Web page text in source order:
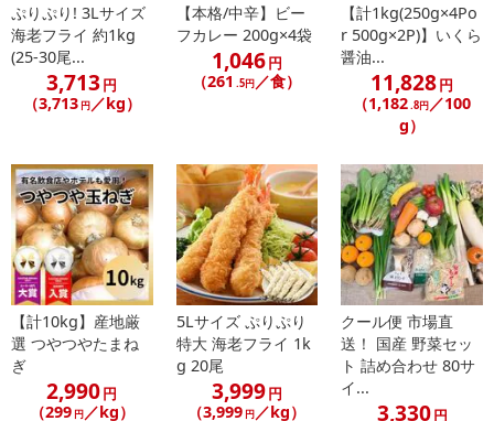
ぷりぷり! 3Lサイズ
海老フライ 約1kg
(25-30尾...
3,713円
（3,713 円／kg）
【本格/中辛】ビー
フカレー 200g×4袋
1,046円
（261 .5円 ／食）
【計1kg(250g×4Po
r 500g×2P)】いくら
醤油...
11,828円
（1,182.8円 ／100
g）
【計10kg】産地厳
選 つやつやたまね
ぎ
2,990円
（299 円／kg）
5Lサイズ ぷりぷり
特大 海老フライ 1k
g 20尾
3,999円
（3,999 円／kg）
クール便 市場直
送！ 国産 野菜セッ
ト 詰め合わせ 80サ
イ...
3,330円